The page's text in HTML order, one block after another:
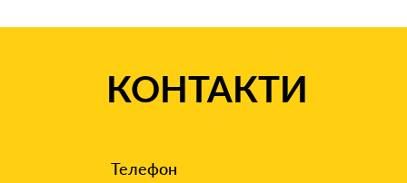
КОНТАКТИ
Телефон